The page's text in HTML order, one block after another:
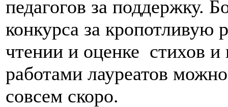
педагогов за поддержку.
конкурса за кропотливую
чтении и оценке стихов
работами лауреатов
совсем скоро.